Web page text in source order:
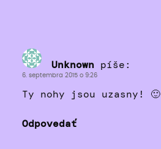
Unknown píše:
6. septembra 2015 o 9:26
Ty nohy jsou uzasny! 🙂
Odpovedať